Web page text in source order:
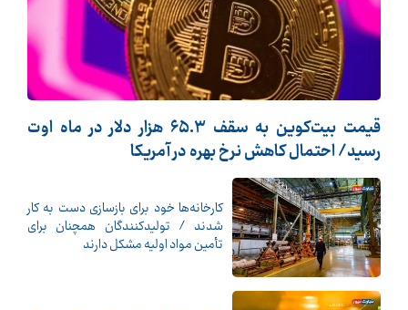
قیمت بیت‌کوین به سقف ۶۵.۳ هزار دلار در ماه اوت
رسید/ احتمال کاهش نرخ بهره در آمریکا
کارخانه‌ها خود برای بازسازی دست به کار
شدند / تولیدکنندگان همچنان برای
تأمین مواد اولیه مشکل دارند